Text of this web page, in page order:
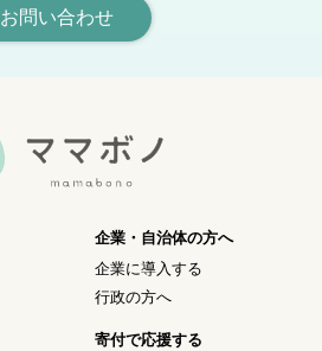
お問い合わせ
企業・自治体の方へ
企業に導入する
行政の方へ
寄付で応援する